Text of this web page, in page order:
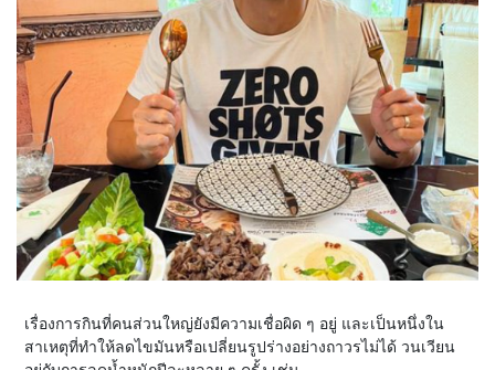
เรื่องการกินที่คนส่วนใหญ่ยังมีความเชื่อผิด ๆ อยู่ และเป็นหนึ่งใน
สาเหตุที่ทำให้ลดไขมันหรือเปลี่ยนรูปร่างอย่างถาวรไม่ได้ วนเวียน